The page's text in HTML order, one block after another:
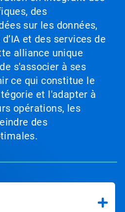
des
sur les données,
et des services de
alliance unique
s'associer à ses
ce qui constitue le
et l'adapter à
opérations, les
des